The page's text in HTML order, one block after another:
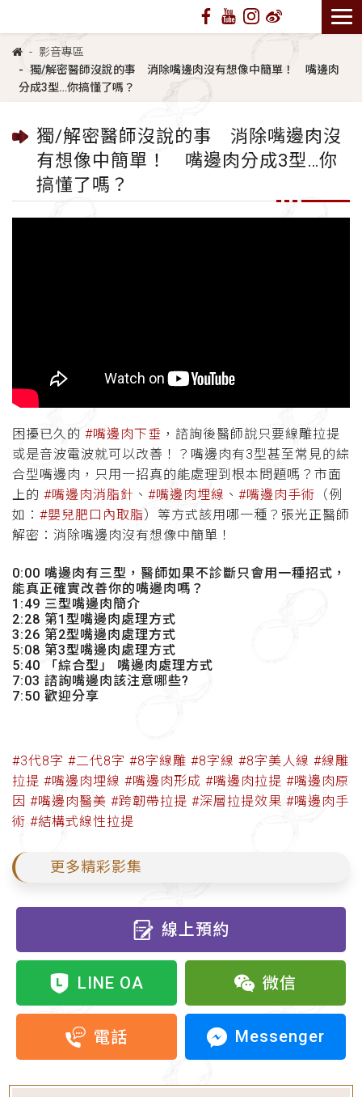
影音專區
獨/解密醫師沒說的事 消除嘴邊肉沒有想像中簡單！ 嘴邊肉
分成3型…你搞懂了嗎？
獨/解密醫師沒說的事 消除嘴邊肉沒
有想像中簡單！ 嘴邊肉分成3型…你
搞懂了嗎？
困擾已久的 #嘴邊肉下垂 ，諮詢後醫師說只要線雕拉提
或是音波電波就可以改善！？嘴邊肉有3型甚至常見的綜
合型嘴邊肉，只用一招真的能處理到根本問題嗎？市面
上的 #嘴邊肉消脂針 、 #嘴邊肉埋線 、 #嘴邊肉手術 （例
如： #嬰兒肥口內取脂）等方式該用哪一種？張光正醫師
解密：消除嘴邊肉沒有想像中簡單！
0:00 嘴邊肉有三型，醫師如果不診斷只會用一種招式，
能真正確實改善你的嘴邊肉嗎？
1:49 三型嘴邊肉簡介
2:28 第1型嘴邊肉處理方式
3:26 第2型嘴邊肉處理方式
5:08 第3型嘴邊肉處理方式
5:40 「綜合型」 嘴邊肉處理方式
7:03 諮詢嘴邊肉該注意哪些?
7:50 歡迎分享
#3代8字​ #二代8字​ #8字線雕​ #8字線​ #8字美人線​ #線雕
拉提​ #嘴邊肉埋線​ #嘴邊肉形成​ #嘴邊肉拉提​ #嘴邊肉原
因​ #嘴邊肉醫美​ #跨韌帶拉提​ #深層拉提效果​ #嘴邊肉手
術​ #結構式線性拉提
更多精彩影集
線上預約
LINE OA 微信
電話 Messenger